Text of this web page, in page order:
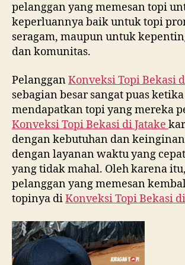
pelanggan yang memesan topi
keperluannya baik untuk topi
seragam, maupun untuk
dan komunitas.
PelangganKonveksi Topi Bekasi
sebagian besar sangat puas ketika
mendapatkan topi yang mereka
Konveksi Topi Bekasi diJatake
dengan kebutuhan dan
dengan layanan waktu yang
yang tidak mahal. Oleh karena
pelanggan yang memesan
topinya diKonveksi Topi Bekasi di